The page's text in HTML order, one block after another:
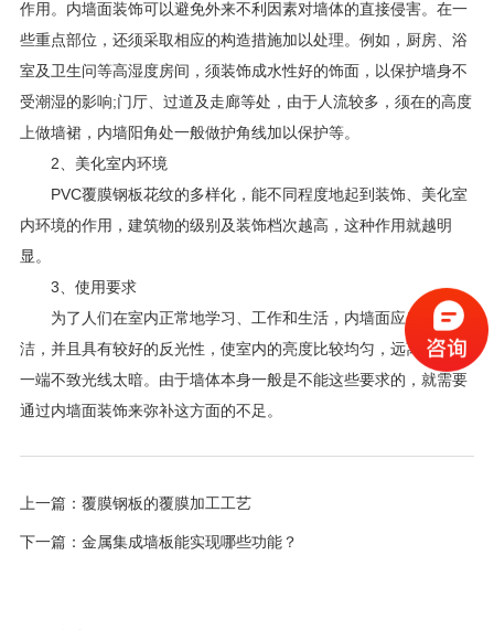
作用。内墙面装饰可以避免外来不利因素对墙体的直接侵害。在一
些重点部位，还须采取相应的构造措施加以处理。例如，厨房、浴
室及卫生问等高湿度房间，须装饰成水性好的饰面，以保护墙身不
受潮湿的影响;门厅、过道及走廊等处，由于人流较多，须在的高度
上做墙裙，内墙阳角处一般做护角线加以保护等。
2、美化室内环境
PVC覆膜钢板花纹的多样化，能不同程度地起到装饰、美化室
内环境的作用，建筑物的级别及装饰档次越高，这种作用就越明
显。
3、使用要求
为了人们在室内正常地学习、工作和生活，内墙面应当保持清
洁，并且具有较好的反光性，使室内的亮度比较均匀，远离窗口的
一端不致光线太暗。由于墙体本身一般是不能这些要求的，就需要
通过内墙面装饰来弥补这方面的不足。
上一篇： 覆膜钢板的覆膜加工工艺
下一篇： 金属集成墙板能实现哪些功能？